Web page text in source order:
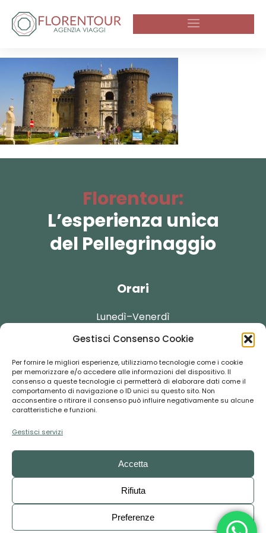
Gestisci Consenso Cookie
Per fornire le migliori esperienze, utilizziamo tecnologie come i cookie
per memorizzare e/o accedere alle informazioni del dispositivo. Il
consenso a queste tecnologie ci permetterà di elaborare dati come il
comportamento di navigazione o ID unici su questo sito. Non
acconsentire o ritirare il consenso può influire negativamente su alcune
caratteristiche e funzioni.
Gestisci servizi
Accetta
Rifiuta
Preferenze
Florentour:
L’esperienza unica
del Pellegrinaggio
Orari
Lunedì–Venerdì
09:30-13:30
Contatti
+39 055-292237